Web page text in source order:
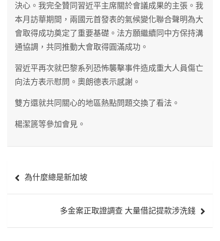
決心。我完全贊同習近平主席關於會議成果的主張。我
本月訪華期間，兩國元首發表的氣候變化聯合聲明為大
會取得成功奠定了重要基礎。法方願繼續同中方保持溝
通協調，共同推動大會取得圓滿成功。
習近平再次就巴黎系列恐怖襲擊事件造成重大人員傷亡
向法方表示慰問。奧朗德表示感謝。
雙方還就共同關心的地區熱點問題交換了看法。
楊潔篪等參加會見。
章 為什麼總是新加坡
多金案正取證調查 大量借記提款涉洗錢